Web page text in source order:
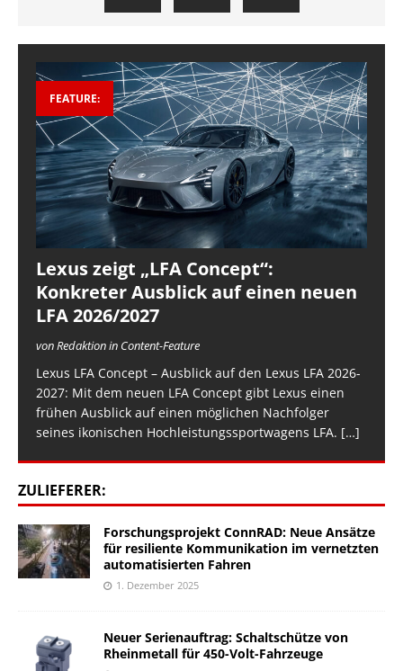
FEATURE:
Lexus zeigt „LFA Concept“:
Konkreter Ausblick auf einen neuen
LFA 2026/2027
von Redaktion in Content-Feature
Lexus LFA Concept – Ausblick auf den Lexus LFA 2026-
2027: Mit dem neuen LFA Concept gibt Lexus einen
frühen Ausblick auf einen möglichen Nachfolger
seines ikonischen Hochleistungssportwagens LFA. […]
ZULIEFERER:
Forschungsprojekt ConnRAD: Neue Ansätze
für resiliente Kommunikation im vernetzten
automatisierten Fahren
1. Dezember 2025
Neuer Serienauftrag: Schaltschütze von
Rheinmetall für 450-Volt-Fahrzeuge